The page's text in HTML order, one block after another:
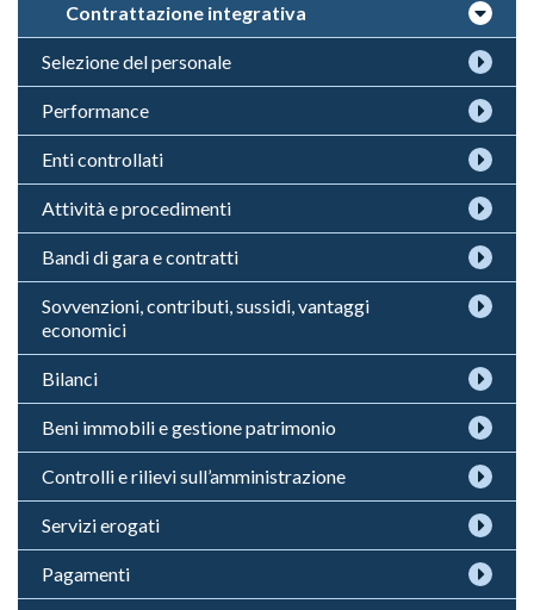
Contrattazione integrativa
Selezione del personale
Performance
Enti controllati
Attività e procedimenti
Bandi di gara e contratti
Sovvenzioni, contributi, sussidi, vantaggi
economici
Bilanci
Beni immobili e gestione patrimonio
Controlli e rilievi sull’amministrazione
Servizi erogati
Pagamenti